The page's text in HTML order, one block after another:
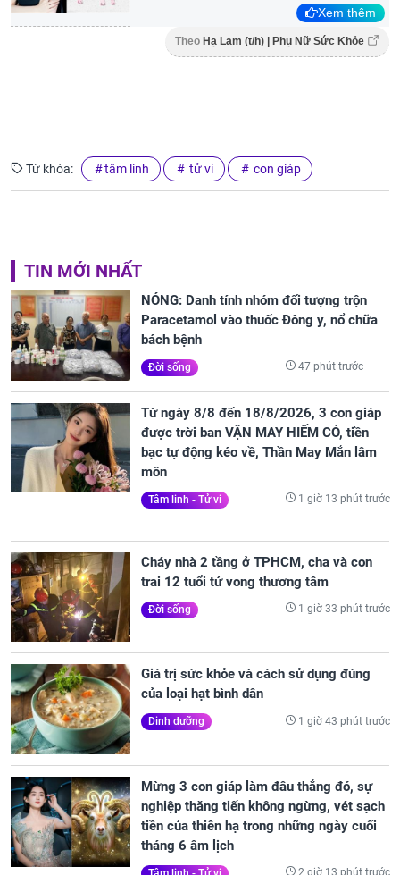
Xem thêm
Theo Hạ Lam (t/h) | Phụ Nữ Sức Khỏe
Từ khóa: tâm linh tử vi con giáp
TIN MỚI NHẤT
NÓNG: Danh tính nhóm đối tượng trộn
Paracetamol vào thuốc Đông y, nổ chữa
bách bệnh
Đời sống 47 phút trước
Từ ngày 8/8 đến 18/8/2026, 3 con giáp
được trời ban VẬN MAY HIẾM CÓ, tiền
bạc tự động kéo về, Thần May Mắn lâm
môn
Tâm linh - Tử vi 1 giờ 13 phút trước
Cháy nhà 2 tầng ở TPHCM, cha và con
trai 12 tuổi tử vong thương tâm
Đời sống 1 giờ 33 phút trước
Giá trị sức khỏe và cách sử dụng đúng
của loại hạt bình dân
Dinh dưỡng 1 giờ 43 phút trước
Mừng 3 con giáp làm đâu thắng đó, sự
nghiệp thăng tiến không ngừng, vét sạch
tiền của thiên hạ trong những ngày cuối
tháng 6 âm lịch